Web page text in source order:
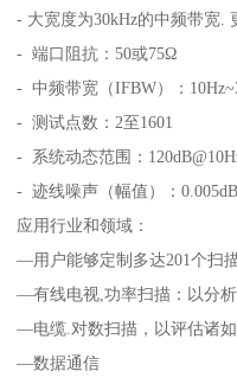
- 大宽度为30kHz的中频带宽.
- 端口阻抗：50或75Ω
- 中频带宽（IFBW）：
- 测试点数：2至1601
- 系统动态范围：
- 迹线噪声（幅值）：
应用行业和领域：
—用户能够定制多达201个扫
—有线电视,功率扫描：以分
—电缆.对数扫描，以评估诸
—数据通信